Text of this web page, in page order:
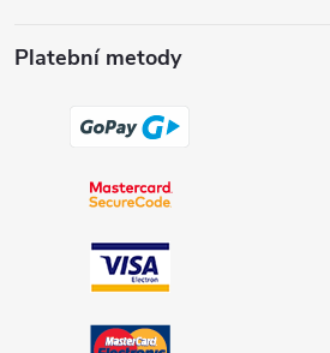
Platební metody